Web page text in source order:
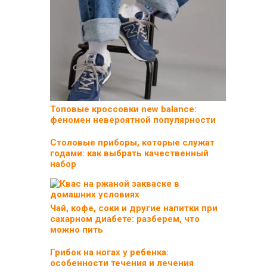
Топовые кроссовки new balance:
феномен невероятной популярности
Столовые приборы, которые служат
годами: как выбрать качественный
набор
Чай, кофе, соки и другие напитки при
сахарном диабете: разберем, что
можно пить
Грибок на ногах у ребенка:
особенности течения и лечения